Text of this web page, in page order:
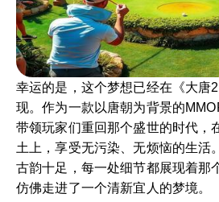
幸运的是，这个梦想已经在《大唐
现。作为一款以唐朝为背景的
带领玩家们重回那个盛世的时代，
土上，享受无污染、无烦恼的生活
古韵十足，每一处细节都展现着那
仿佛走进了一个清新宜人的梦境。